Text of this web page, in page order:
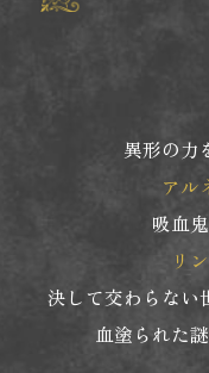
異形の力
アル
吸血
リ
決して交わらない
血塗られた